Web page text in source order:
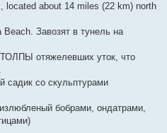
located about 14 miles (22 km) north
Завозят в тунель на
отяжелевших уток, что
садик со скульптурами
бобрами, ондатрами,